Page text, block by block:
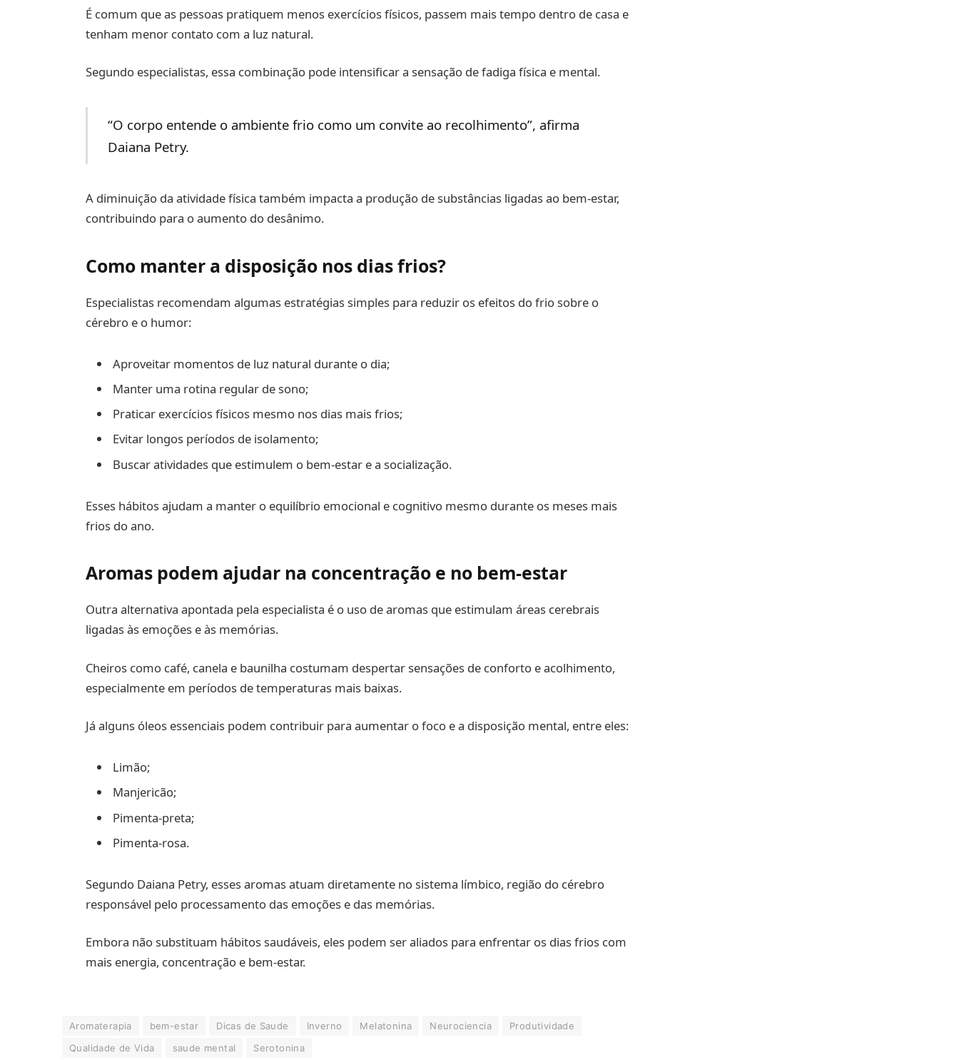
É comum que as pessoas pratiquem menos exercícios físicos, passem mais tempo dentro de casa e
tenham menor contato com a luz natural.
Segundo especialistas, essa combinação pode intensificar a sensação de fadiga física e mental.
“O corpo entende o ambiente frio como um convite ao recolhimento”, afirma
Daiana Petry.
A diminuição da atividade física também impacta a produção de substâncias ligadas ao bem-estar,
contribuindo para o aumento do desânimo.
Como manter a disposição nos dias frios?
Especialistas recomendam algumas estratégias simples para reduzir os efeitos do frio sobre o
cérebro e o humor:
Aproveitar momentos de luz natural durante o dia;
Manter uma rotina regular de sono;
Praticar exercícios físicos mesmo nos dias mais frios;
Evitar longos períodos de isolamento;
Buscar atividades que estimulem o bem-estar e a socialização.
Esses hábitos ajudam a manter o equilíbrio emocional e cognitivo mesmo durante os meses mais
frios do ano.
Aromas podem ajudar na concentração e no bem-estar
Outra alternativa apontada pela especialista é o uso de aromas que estimulam áreas cerebrais
ligadas às emoções e às memórias.
Cheiros como café, canela e baunilha costumam despertar sensações de conforto e acolhimento,
especialmente em períodos de temperaturas mais baixas.
Já alguns óleos essenciais podem contribuir para aumentar o foco e a disposição mental, entre eles:
Limão;
Manjericão;
Pimenta-preta;
Pimenta-rosa.
Segundo Daiana Petry, esses aromas atuam diretamente no sistema límbico, região do cérebro
responsável pelo processamento das emoções e das memórias.
Embora não substituam hábitos saudáveis, eles podem ser aliados para enfrentar os dias frios com
mais energia, concentração e bem-estar.
Aromaterapia bem-estar Dicas de Saude Inverno Melatonina Neurociencia
Produtividade
Qualidade de Vida
saude mental Serotonina